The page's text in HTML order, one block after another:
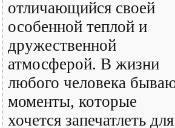
отличающийся своей
особенной теплой и
дружественной
атмосферой. В жизни
любого человека
моменты, которые
хочется запечатлеть для